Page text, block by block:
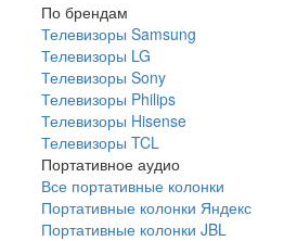
По брендам
Телевизоры Samsung
Телевизоры LG
Телевизоры Sony
Телевизоры Philips
Телевизоры Hisense
Телевизоры TCL
Портативное аудио
Все портативные колонки
Портативные колонки Яндекс
Портативные колонки JBL